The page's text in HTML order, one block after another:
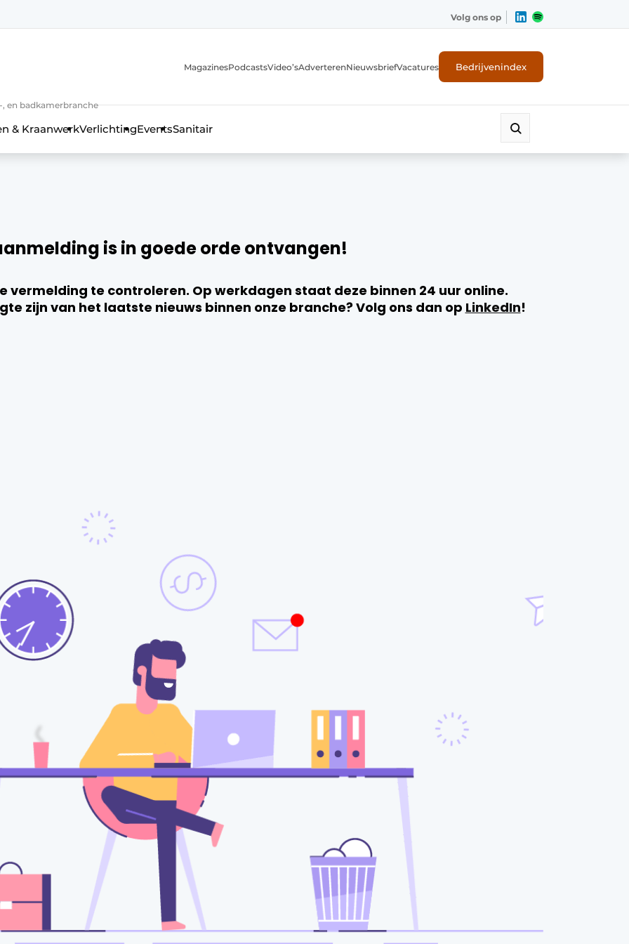
Volg ons op
en badkamerbranche
MagazinesPodcastsVideo’sAdverterenNieuwsbriefVacatures Bedrijvenindex
& KraanwerkVerlichtingEventsSanitair
is in goede orde ontvangen!
vermelding te controleren. Op werkdagen staat deze binnen 24 uur online.
zijn van het laatste nieuws binnen onze branche? Volg ons dan op LinkedIn!